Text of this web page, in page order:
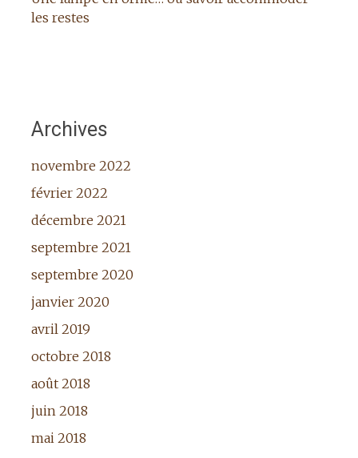
les restes
Archives
novembre 2022
février 2022
décembre 2021
septembre 2021
septembre 2020
janvier 2020
avril 2019
octobre 2018
août 2018
juin 2018
mai 2018